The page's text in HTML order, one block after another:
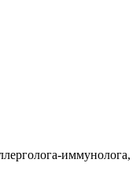
иммунолога,